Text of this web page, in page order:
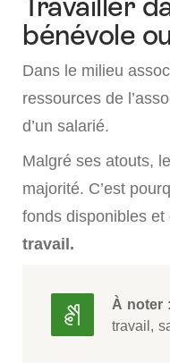
bénévole
Dans le milieu
ressources de
d’un salarié.
Malgré ses atouts, le
majorité. C’est
fonds disponibles
travail.
À noter
travail,